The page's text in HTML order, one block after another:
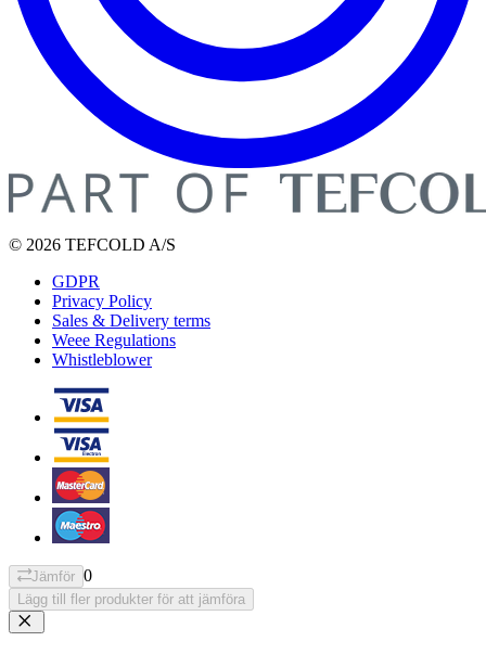
© 2026 TEFCOLD A/S
GDPR
Privacy Policy
Sales & Delivery terms
Weee Regulations
Whistleblower
Jämför 0
Lägg till fler produkter för att jämföra